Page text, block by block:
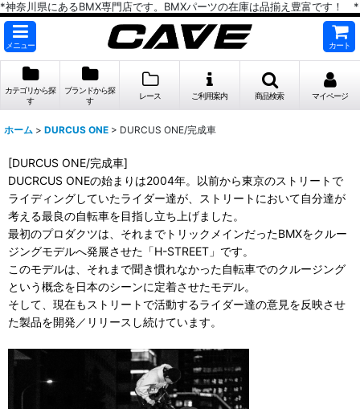
*神奈川県にあるBMX専門店です。BMXパーツの在庫は品揃え豊富です！ *
メニュー カート
カテゴリから探
す
ブランドから探
す
レース ご利用案内 商品検索 マイページ
ホーム > DURCUS ONE > DURCUS ONE/完成車
[DURCUS ONE/完成車]
DUCRCUS ONEの始まりは2004年。以前から東京のストリートで
ライディングしていたライダー達が、ストリートにおいて自分達が
考える最良の自転車を目指し立ち上げました。
最初のプロダクツは、それまでトリックメインだったBMXをクルー
ジングモデルへ発展させた「H-STREET」です。
このモデルは、それまで聞き慣れなかった自転車でのクルージング
という概念を日本のシーンに定着させたモデル。
そして、現在もストリートで活動するライダー達の意見を反映させ
た製品を開発／リリースし続けています。